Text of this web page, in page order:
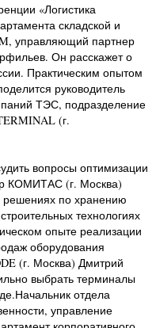
«Логистика
складской и
управляющий партнер
Он расскажет о
Практическим опытом
руководитель
ТЭС, подразделение
(г.
вопросы оптимизации
КОМИТАС (г. Москва)
по хранению
технологиях
опыте реализации
оборудования
(г. Москва) Дмитрий
выбрать терминалы
отдела
управление